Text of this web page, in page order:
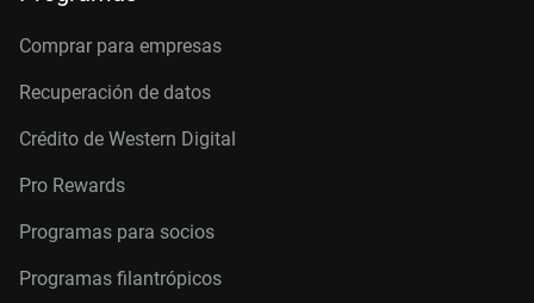
Comprar para empresas
Recuperación de datos
Crédito de Western Digital
Pro Rewards
Programas para socios
Programas filantrópicos